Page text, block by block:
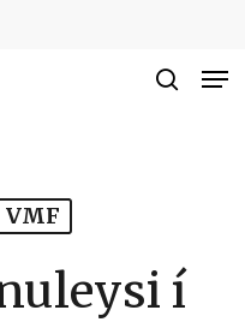
VMF
í
Close